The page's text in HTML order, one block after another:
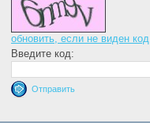
обновить, если не виден код
Введите код: